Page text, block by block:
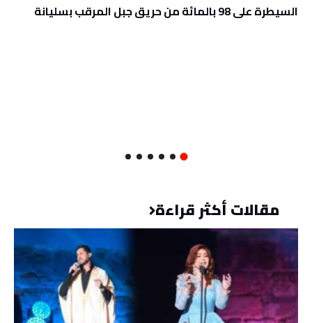
السيطرة على 98 بالمائة من حريق جبل المرقب بسليانة
مقالات أكثر قراءة